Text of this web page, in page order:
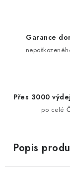
Garance
Přes 3000
po celé
Popis